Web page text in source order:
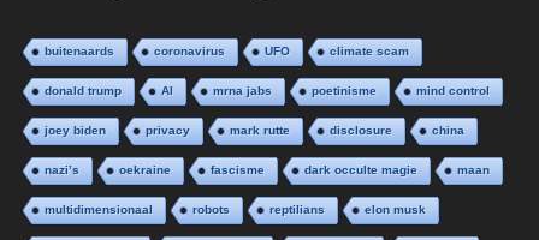
buitenaards coronavirus UFO climate scam
donald trump AI mrna jabs poetinisme mind control
joey biden privacy mark rutte disclosure china
nazi’s oekraine fascisme dark occulte magie maan
multidimensionaal robots reptilians elon musk